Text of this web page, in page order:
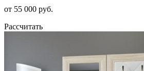
от 55 000 руб.
Рассчитать